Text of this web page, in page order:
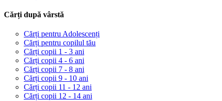
Cărți după vârstă
Cărți pentru Adolescenți
Cărți pentru copilul tău
Cărți copii 1 - 3 ani
Cărți copii 4 - 6 ani
Cărți copii 7 - 8 ani
Cărți copii 9 - 10 ani
Cărți copii 11 - 12 ani
Cărți copii 12 - 14 ani